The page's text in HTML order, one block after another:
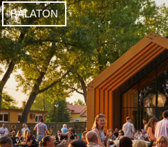
BALATON